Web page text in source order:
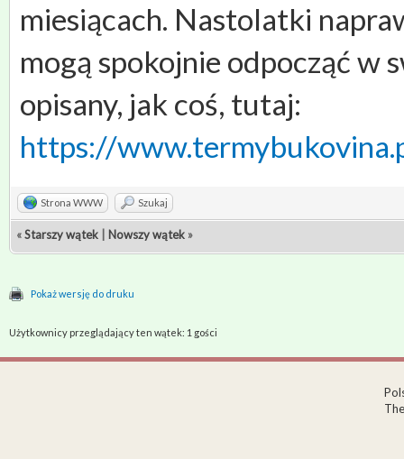
miesiącach. Nastolatki
mogą spokojnie odpocząć w
opisany, jak coś, tutaj:
https://
Strona WWW Szukaj
«Starszy wątek Nowszy wątek »
Pokaż wersję do druku
Użytkownicy przeglądający ten wątek: 1 gości